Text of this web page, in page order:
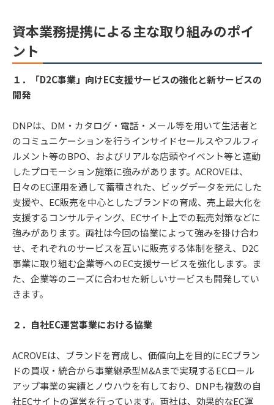
資本業務提携による主な取り組みのポイ
ント
１．「D2C事業」向けEC支援サービスの強化と新サービスの
開発
DNPは、DM・カタログ・電話・メール等を用いて生活者と
のコミュニケーションを行うインサイドセールスやフルフィ
ルメント等のBPO、およびリアルな店頭やイベント等と連動
したプロモーション施策に強みがあります。ACROVEは、
日々のEC運用を通して蓄積された、ビッグデータを元にした
支援や、EC販売を中心としたブランドの育成、売上最大化を
支援するコンサルティング、ECサイト上での転売対策などに
強みがあります。両社は今回の協業によって強みを掛け合わ
せ、それぞれのサービスを互いに販売する体制を整え、D2C
事業に取り組む企業等へのEC支援サービスを強化します。ま
た、企業等のニーズに合わせた新しいサービスも開発してい
きます。
２．自社EC運営事業における協業
ACROVEは、ブランドを育成し、価値向上を目的にECブラン
ドの買収・統合から事業継承型M&Aまで実現するECロール
アップ事業の実績とノウハウを有しており、DNPも複数の自
社ECサイトの運営を行っています。両社は、効果的なEC運